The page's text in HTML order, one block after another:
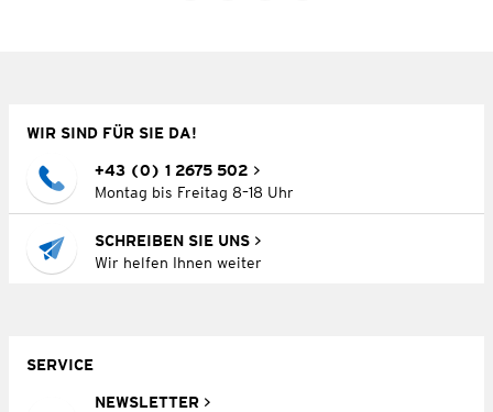
WIR SIND FÜR SIE DA!
+43 (0) 1 2675 502
Montag bis Freitag 8–18 Uhr
SCHREIBEN SIE UNS
Wir helfen Ihnen weiter
SERVICE
NEWSLETTER